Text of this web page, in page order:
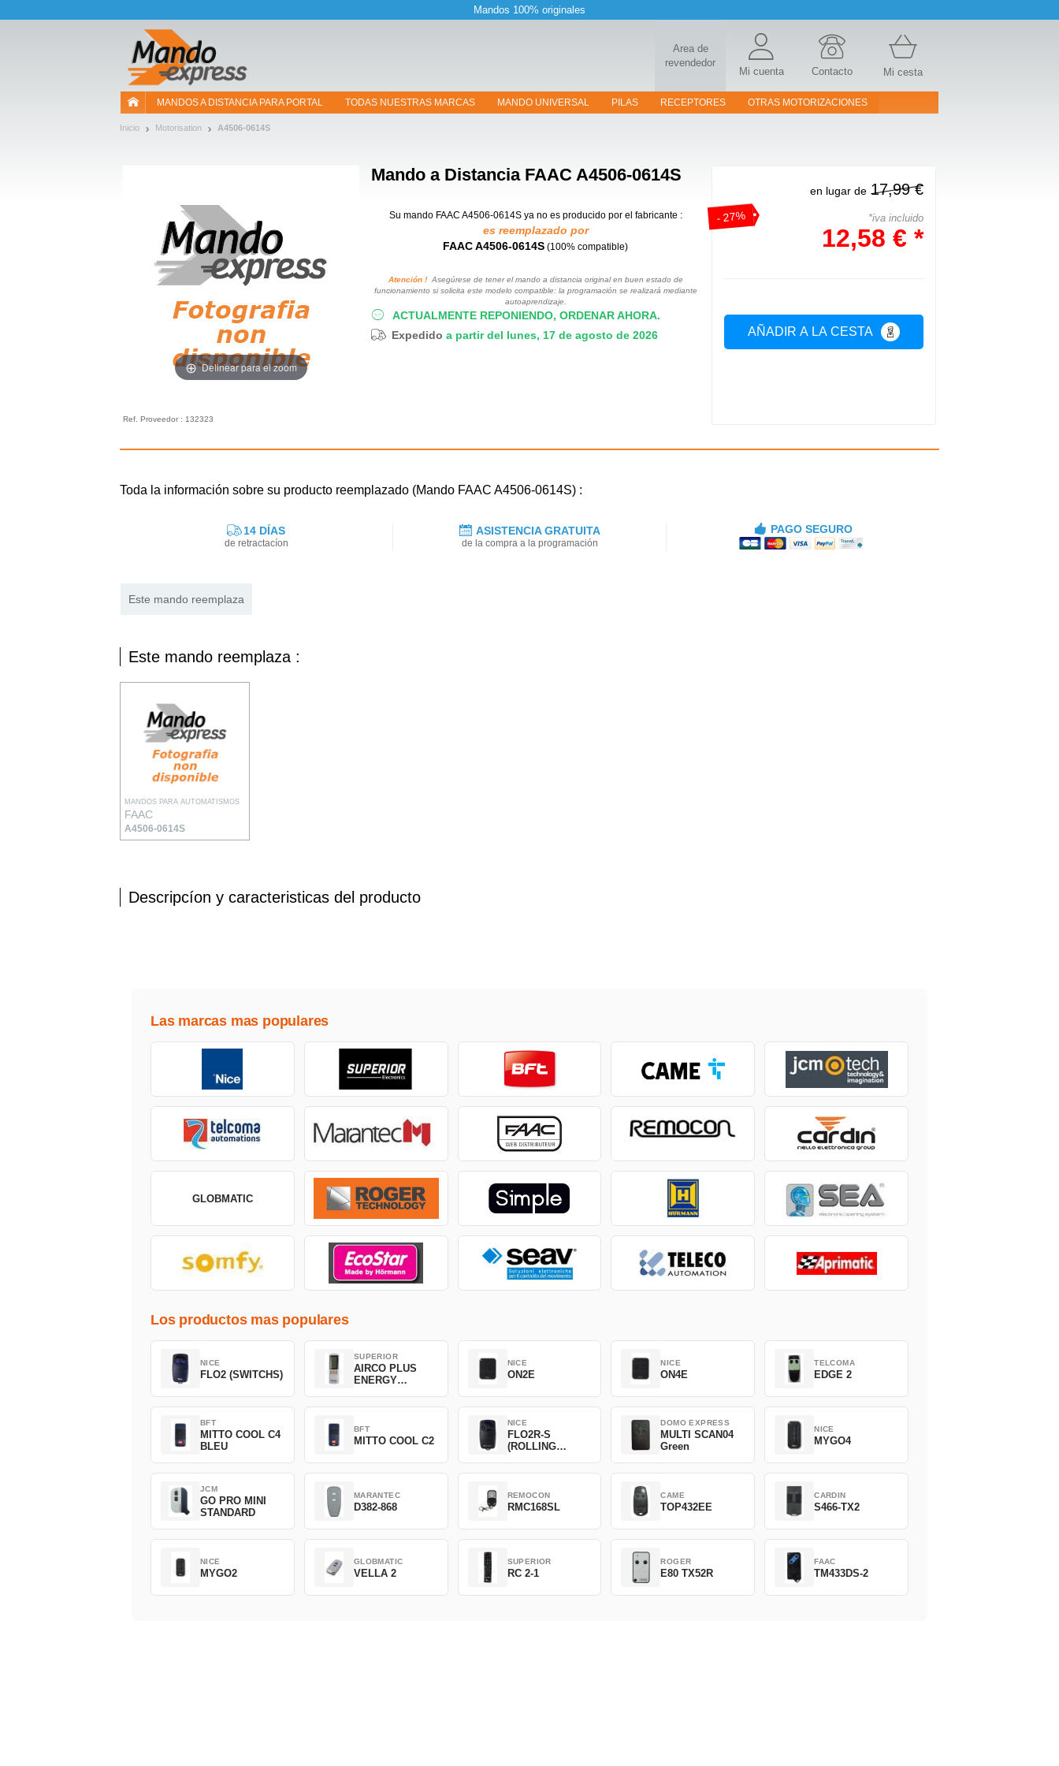
Mandos 100% originales
Area de
revendedor
Mi cuenta Contacto Mi cesta
MANDOS A DISTANCIA PARA PORTAL TODAS NUESTRAS MARCAS MANDO UNIVERSAL PILAS RECEPTORES OTRAS MOTORIZACIONES
Inicio Motorisation A4506-0614S
Mando a DistanciaFAAC A4506-0614S
Delinear para el zoom
Su mando FAAC A4506-0614S ya no es producido por el fabricante :
es reemplazado por
FAAC A4506-0614S (100% compatible)
Atención !Asegúrese de tener el mando a distancia original en buen estado de
funcionamiento si solicita este modelo compatible: la programación se realizará mediante
autoaprendizaje.
ACTUALMENTE REPONIENDO, ORDENAR AHORA.
Expedido a partir del lunes, 17 de agosto de 2026
- 27%
en lugar de 17,99 €
*iva incluido
12,58 € *
AÑADIR A LA CESTA
Ref. Proveedor : 132323
Toda la información sobre su producto reemplazado (Mando FAAC A4506-0614S) :
14 DÍAS
de retractacíon
ASISTENCIA GRATUITA
de la compra a la programación
PAGO SEGURO
Este mando reemplaza
Este mando reemplaza :
MANDOS PARA AUTOMATISMOS
FAAC
A4506-0614S
Descripcíon y caracteristicas del producto
Las marcas mas populares
GLOBMATIC
Los productos mas populares
NICE
FLO2 (SWITCHS)
SUPERIOR
AIRCO PLUS
ENERGY
NICE
ON2E
NICE
ON4E
TELCOMA
EDGE 2
BFT
MITTO COOL C4
BLEU
BFT
MITTO COOL C2
NICE
FLO2R-S
(ROLLING
DOMO EXPRESS
MULTI SCAN04
Green
NICE
MYGO4
JCM
GO PRO MINI
STANDARD
MARANTEC
D382-868
REMOCON
RMC168SL
CAME
TOP432EE
CARDIN
S466-TX2
NICE
MYGO2
GLOBMATIC
VELLA 2
SUPERIOR
RC 2-1
ROGER
E80 TX52R
FAAC
TM433DS-2